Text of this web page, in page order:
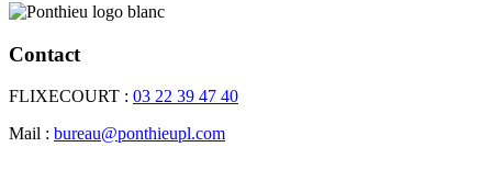
logo
Contact
Contact
FLIXECOURT : 03 22 39 47 40
Mail : bureau@ponthieupl.com